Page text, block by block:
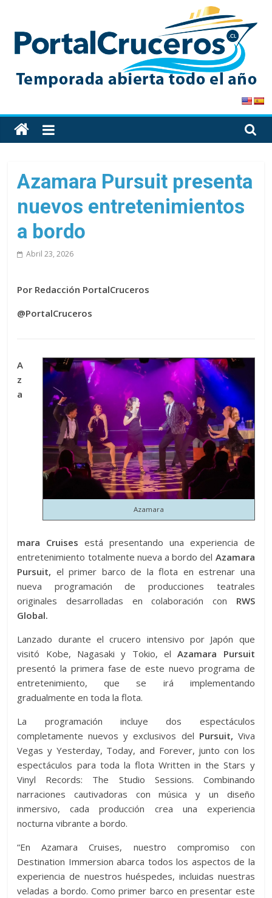
content
PortalCruceros
Toda
la
cruceros
en
un
solo
Azamara Pursuit presenta
nuevos entretenimientos
a bordo
Abril 23, 2026
Por Redacción PortalCruceros
@PortalCruceros
Azamara
A
z
a
mara Cruises está presentando una experiencia de
entretenimiento totalmente nueva a bordo del Azamara
Pursuit, el primer barco de la flota en estrenar una
nueva programación de producciones teatrales
originales desarrolladas en colaboración con RWS
Global.
Lanzado durante el crucero intensivo por Japón que
visitó Kobe, Nagasaki y Tokio, el Azamara Pursuit
presentó la primera fase de este nuevo programa de
entretenimiento, que se irá implementando
gradualmente en toda la flota.
La programación incluye dos espectáculos
completamente nuevos y exclusivos del Pursuit, Viva
Vegas y Yesterday, Today, and Forever, junto con los
espectáculos para toda la flota Written in the Stars y
Vinyl Records: The Studio Sessions. Combinando
narraciones cautivadoras con música y un diseño
inmersivo, cada producción crea una experiencia
nocturna vibrante a bordo.
“En Azamara Cruises, nuestro compromiso con
Destination Immersion abarca todos los aspectos de la
experiencia de nuestros huéspedes, incluidas nuestras
veladas a bordo. Como primer barco en presentar este